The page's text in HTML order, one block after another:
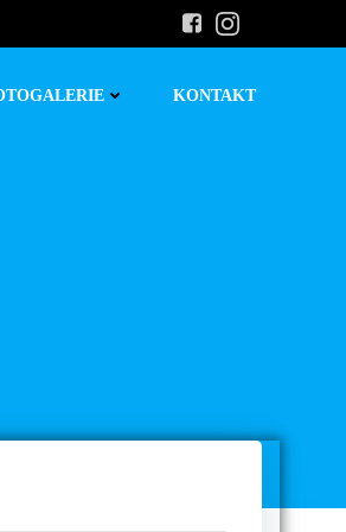
KONTAKT